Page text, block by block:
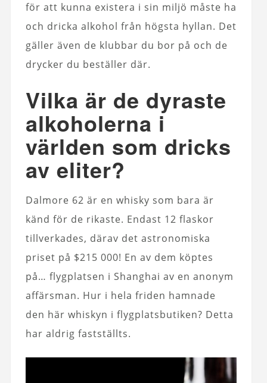
för att kunna existera i sin miljö måste ha
och dricka alkohol från högsta hyllan. Det
gäller även de klubbar du bor på och de
drycker du beställer där.
Vilka är de dyraste
alkoholerna i
världen som dricks
av eliter?
Dalmore 62 är en whisky som bara är
känd för de rikaste. Endast 12 flaskor
tillverkades, därav det astronomiska
priset på $215 000! En av dem köptes
på… flygplatsen i Shanghai av en anonym
affärsman. Hur i hela friden hamnade
den här whiskyn i flygplatsbutiken? Detta
har aldrig fastställts.